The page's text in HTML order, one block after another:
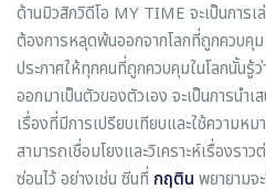
ด้านมิวสิกวิดีโอ MY TIME จะเป็นการเ
ต้องการหลุดพ้นออกจากโลกที่ถูกควบคุ
ประกาศให้ทุกคนที่ถูกควบคุมในโลกนั้นรู้
ออกมาเป็นตัวของตัวเอง จะเป็นการนำ
เรื่องที่มีการเปรียบเทียบและใช้ความ
สามารถเชื่อมโยงและวิเคราะห์เรื่องรา
ซ่อนไว้ อย่างเช่น ซีนที่ กฤติน พยายามจ